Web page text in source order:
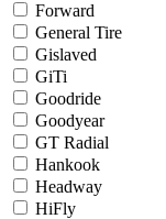
Forward
General Tire
Gislaved
GiTi
Goodride
Goodyear
GT Radial
Hankook
Headway
HiFly